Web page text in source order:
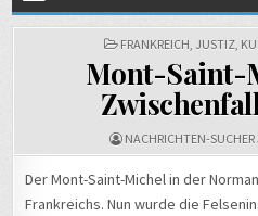
POSTED
FRANKREICH, JUSTIZ,
Mont-Saint-
NACHRICHTEN-SUCHER
Der Mont-Saint-Michel in der
Frankreichs. Nun wurde die